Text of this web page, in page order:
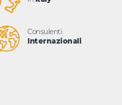
Consulenti
Internazionali